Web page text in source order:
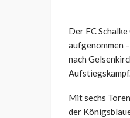
Der FC
aufgenommen
nach
Mit sechs
der